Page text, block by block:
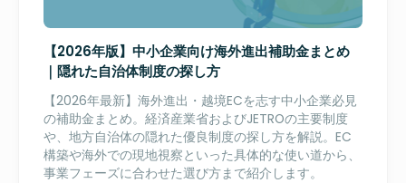
【2026年版】中小企業向け海外進出補助金まとめ
｜隠れた自治体制度の探し方
【2026年最新】海外進出・越境ECを志す中小企業必見
の補助金まとめ。経済産業省およびJETROの主要制度
や、地方自治体の隠れた優良制度の探し方を解説。EC
構築や海外での現地視察といった具体的な使い道から、
事業フェーズに合わせた選び方まで紹介します。